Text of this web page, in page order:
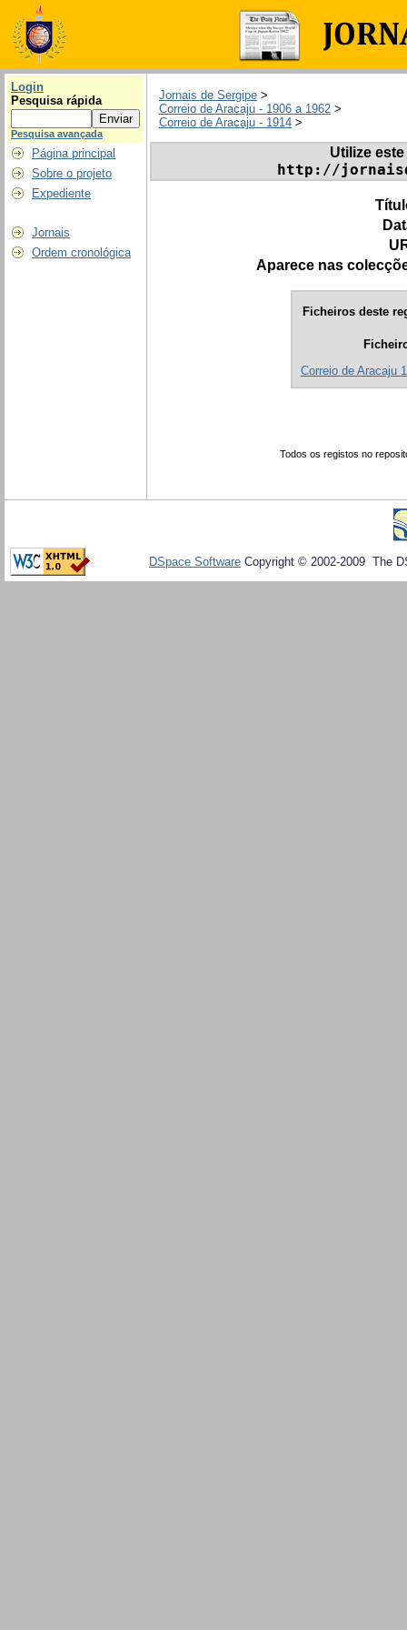
Login
Pesquisa rápida
Pesquisa avançada
Página principal
Sobre o projeto
Expediente
Jornais
Ordem cronológica
Jornais de Sergipe >
Correio de Aracaju - 1906 a 1962 >
Correio de Aracaju - 1914 >
Utilize
http://
Aparece nas
Ficheiros deste
Correio de Aracaju
Todos os registos no
DSpace Software Copyright © 2002-2009 The